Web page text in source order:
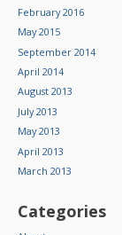
February 2016
May 2015
September 2014
April 2014
August 2013
July 2013
May 2013
April 2013
March 2013
Categories